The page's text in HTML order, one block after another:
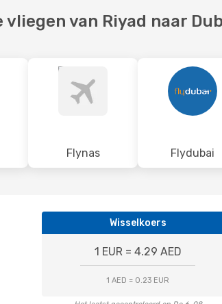
van Riyad naar
Flynas Flydubai
Wisselkoers
1 EUR = 4.29 AED
1 AED = 0.23 EUR